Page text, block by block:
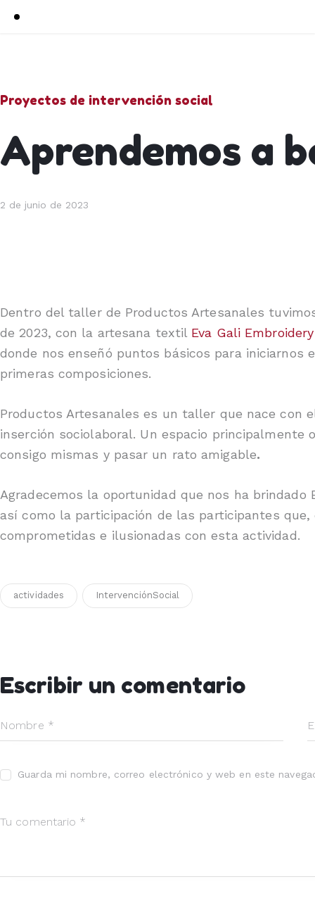
Proyectos de intervención social
Aprendemos a
2 de junio de 2023
Dentro del taller de Productos Artesanales
de 2023, con la artesana textil Eva Gali Embroidery
donde nos enseñó puntos básicos para
primeras composiciones.
Productos Artesanales es un taller que nace con
inserción sociolaboral. Un espacio principalmente
consigo mismas y pasar un rato amigable.
Agradecemos la oportunidad que nos ha brindado
así como la participación de las participantes
comprometidas e ilusionadas con esta actividad.
actividades IntervenciónSocial
Escribir un comentario
Guarda mi nombre, correo electrónico y web en este